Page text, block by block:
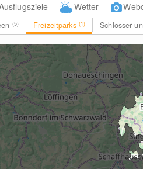
Wetter
(5) Freizeitparks (1) Schlösser